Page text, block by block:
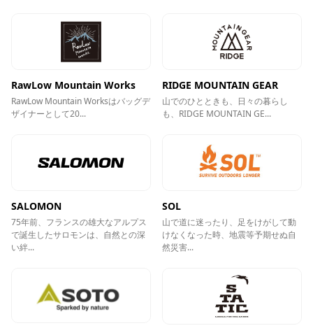
RawLow Mountain Works
RawLow Mountain Worksはバッグデ
ザイナーとして20...
RIDGE MOUNTAIN GEAR
山でのひとときも、日々の暮らし
も、RIDGE MOUNTAIN GE...
SALOMON
75年前、フランスの雄大なアルプス
で誕生したサロモンは、自然との深
い絆...
SOL
山で道に迷ったり、足をけがして動
けなくなった時、地震等予期せぬ自
然災害...